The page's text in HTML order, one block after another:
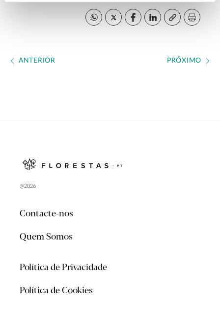
ANTERIOR PRÓXIMO
@2026
Contacte-nos
Quem Somos
Política de Privacidade
Política de Cookies